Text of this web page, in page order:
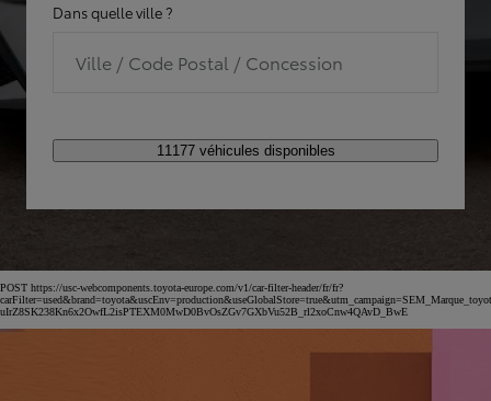
Dans quelle ville ?
Ville / Code Postal / Concession
11177 véhicules disponibles
POST https://usc-webcomponents.toyota-europe.com/v1/car-filter-header/fr/fr?
uIrZ8SK238Kn6x2OwfL2isPTEXM0MwD0BvOsZGv7GXbVu52B_rl2xoCnw4QAvD_BwE